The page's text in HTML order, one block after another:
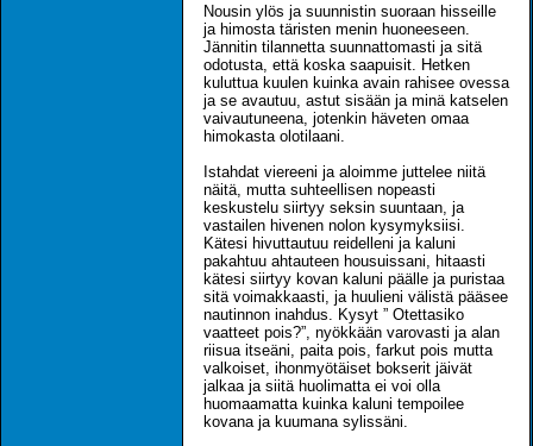
Nousin ylös ja suunnistin suoraan hisseille
ja himosta täristen menin huoneeseen.
Jännitin tilannetta suunnattomasti ja sitä
odotusta, että koska saapuisit. Hetken
kuluttua kuulen kuinka avain rahisee ovessa
ja se avautuu, astut sisään ja minä katselen
vaivautuneena, jotenkin häveten omaa
himokasta olotilaani.
Istahdat viereeni ja aloimme juttelee niitä
näitä, mutta suhteellisen nopeasti
keskustelu siirtyy seksin suuntaan, ja
vastailen hivenen nolon kysymyksiisi.
Kätesi hivuttautuu reidelleni ja kaluni
pakahtuu ahtauteen housuissani, hitaasti
kätesi siirtyy kovan kaluni päälle ja puristaa
sitä voimakkaasti, ja huulieni välistä pääsee
nautinnon inahdus. Kysyt ” Otettasiko
vaatteet pois?”, nyökkään varovasti ja alan
riisua itseäni, paita pois, farkut pois mutta
valkoiset, ihonmyötäiset bokserit jäivät
jalkaa ja siitä huolimatta ei voi olla
huomaamatta kuinka kaluni tempoilee
kovana ja kuumana sylissäni.